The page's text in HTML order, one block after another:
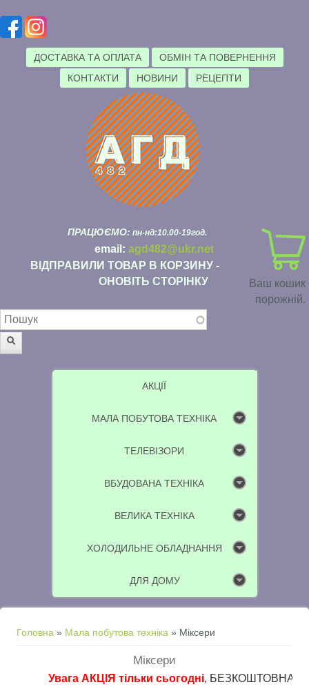
ДОСТАВКА ТА ОПЛАТА
ОБМІН ТА ПОВЕРНЕННЯ
КОНТАКТИ
НОВИНИ РЕЦЕПТИ
Ваш кошик
порожній.
ПРАЦЮЄМО: пн-нд:10.00-19год.
email: agd482@ukr.net
ВІДПРАВИЛИ ТОВАР В КОРЗИНУ -
ОНОВІТЬ СТОРІНКУ
Пошукова форма
АКЦІЇ
МАЛА ПОБУТОВА ТЕХНІКА
ТЕЛЕВІЗОРИ
ВБУДОВАНА ТЕХНІКА
ВЕЛИКА ТЕХНІКА
ХОЛОДИЛЬНЕ ОБЛАДНАННЯ
ДЛЯ ДОМУ
Ви є тут
Головна » Мала побутова техніка » Міксери
Міксери
Увага АКЦІЯ тільки сьогодні, БЕЗКОШТОВНА